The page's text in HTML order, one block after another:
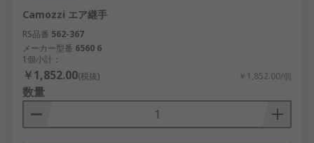
Camozzi エア継手
RS品番 562-367
メーカー型番 6560 6
1個小計：
￥1,852.00(税抜) ￥1,852.00/個
数量